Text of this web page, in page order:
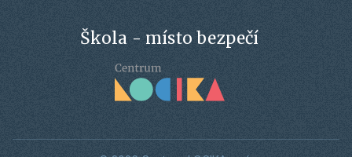
Škola - místo bezpečí